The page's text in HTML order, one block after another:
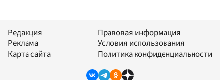
Редакция
Реклама
Карта сайта
Правовая информация
Условия использования
Политика конфиденциальности